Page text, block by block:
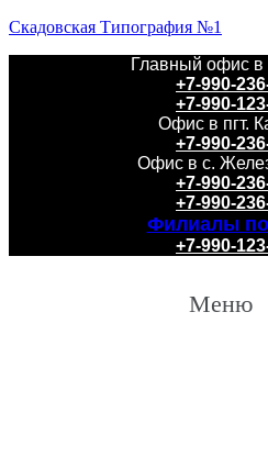
Скадовская Типография №1
Главный офис в
+7-990-
+7-990-
Офис в пгт.
+7-990-
Офис в с.
+7-990-
+7-990-
Филиалы
+7-990-
Меню